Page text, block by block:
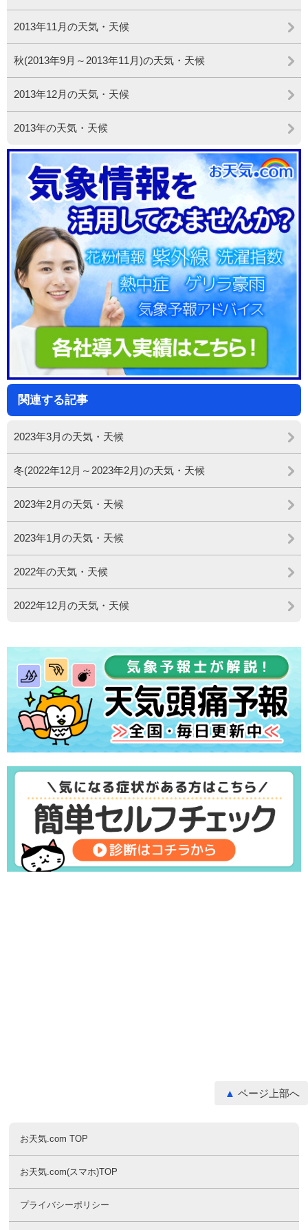
2013年11月の天気・天候
秋(2013年9月～2013年11月)の天気・天候
2013年12月の天気・天候
2013年の天気・天候
関連する記事
2023年3月の天気・天候
冬(2022年12月～2023年2月)の天気・天候
2023年2月の天気・天候
2023年1月の天気・天候
2022年の天気・天候
2022年12月の天気・天候
ページ上部へ
お天気.com TOP
お天気.com(スマホ)TOP
プライバシーポリシー